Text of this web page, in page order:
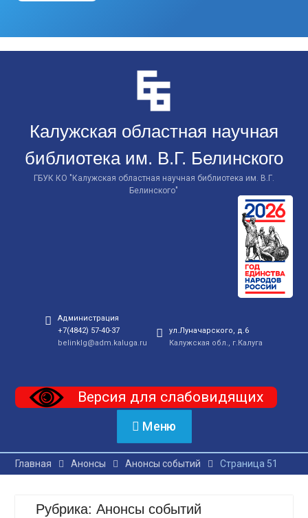
Калужская областная научная
библиотека им. В.Г. Белинского
ГБУК КО "Калужская областная научная библиотека им. В.Г.
Белинского"
Администрация
+7(4842) 57-40-37
belinklg@adm.kaluga.ru
ул.Луначарского, д.6
Калужская обл., г.Калуга
Версия для слабовидящих
Меню
Главная Анонсы Анонсы событий Страница 51
Рубрика: Анонсы событий